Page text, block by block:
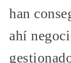
han
ahí